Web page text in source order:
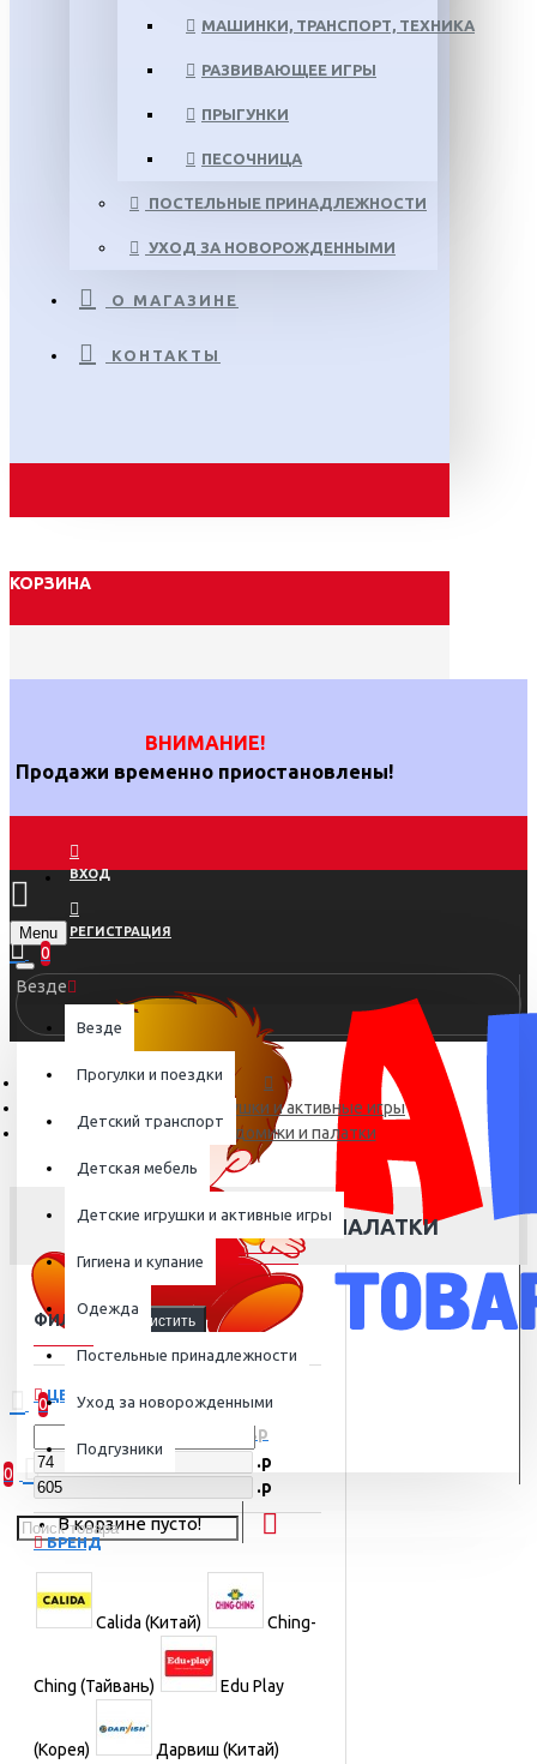
МАШИНКИ, ТРАНСПОРТ, ТЕХНИКА
РАЗВИВАЮЩЕЕ ИГРЫ
ПРЫГУНКИ
ПЕСОЧНИЦА
ПОСТЕЛЬНЫЕ ПРИНАДЛЕЖНОСТИ
УХОД ЗА НОВОРОЖДЕННЫМИ
О МАГАЗИНЕ
КОНТАКТЫ
КОРЗИНА
ВНИМАНИЕ!
Продажи временно приостановлены!
ВХОД
РЕГИСТРАЦИЯ
Menu
0
0
0 товар(ов) - 0.00.р
0
В корзине пусто!
Везде
Везде
Прогулки и поездки
Детский транспорт
Детская мебель
Детские игрушки и активные игры
Гигиена и купание
Одежда
Постельные принадлежности
Уход за новорожденными
Подгузники
Детские игрушки и активные игры
Игровые домики и палатки
ИГРОВЫЕ ДОМИКИ И ПАЛАТКИ
ФИЛЬТР Очистить
ЦЕНА
.р
.р
БРЕНД
Calida (Китай) Ching-
Ching (Тайвань) Edu Play
(Корея) Дарвиш (Китай)